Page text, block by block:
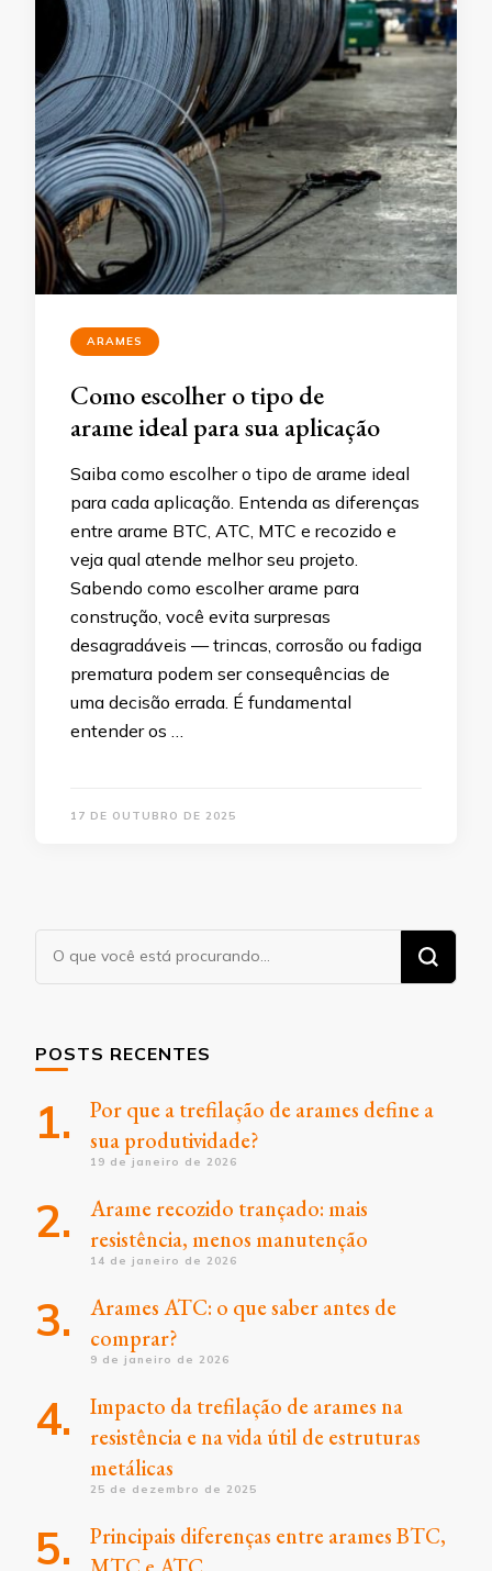
ARAMES
Como escolher o tipo de
arame ideal para sua aplicação
Saiba como escolher o tipo de arame ideal
para cada aplicação. Entenda as diferenças
entre arame BTC, ATC, MTC e recozido e
veja qual atende melhor seu projeto.
Sabendo como escolher arame para
construção, você evita surpresas
desagradáveis — trincas, corrosão ou fadiga
prematura podem ser consequências de
uma decisão errada. É fundamental
entender os …
17 DE OUTUBRO DE 2025
Procurando
algo?
POSTS RECENTES
Por que a trefilação de arames define a
sua produtividade?
19 de janeiro de 2026
Arame recozido trançado: mais
resistência, menos manutenção
14 de janeiro de 2026
Arames ATC: o que saber antes de
comprar?
9 de janeiro de 2026
Impacto da trefilação de arames na
resistência e na vida útil de estruturas
metálicas
25 de dezembro de 2025
Principais diferenças entre arames BTC,